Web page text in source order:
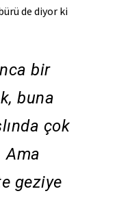
de diyor ki
bir
buna
çok
Ama
geziye